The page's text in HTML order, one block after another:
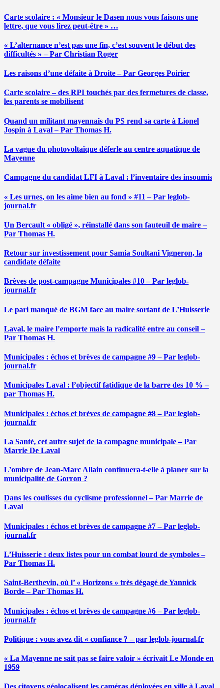
Carte scolaire : « Monsieur le Dasen nous vous faisons une
lettre, que vous lirez peut-être » …
« L’alternance n’est pas une fin, c’est souvent le début des
difficultés » – Par Christian Roger
Les raisons d’une défaite à Droite – Par Georges Poirier
Carte scolaire – des RPI touchés par des fermetures de classe,
les parents se mobilisent
Quand un militant mayennais du PS rend sa carte à Lionel
Jospin à Laval – Par Thomas H.
La vague du photovoltaïque déferle au centre aquatique de
Mayenne
Campagne du candidat LFI à Laval : l’inventaire des insoumis
« Les urnes, on les aime bien au fond » #11 – Par leglob-
journal.fr
Un Bercault « obligé », réinstallé dans son fauteuil de maire –
Par Thomas H.
Retour sur investissement pour Samia Soultani Vigneron, la
candidate défaite
Brèves de post-campagne Municipales #10 – Par leglob-
journal.fr
Le pari manqué de BGM face au maire sortant de L’Huisserie
Laval, le maire l’emporte mais la radicalité entre au conseil –
Par Thomas H.
Municipales : échos et brèves de campagne #9 – Par leglob-
journal.fr
Municipales Laval : l’objectif fatidique de la barre des 10 % –
par Thomas H.
Municipales : échos et brèves de campagne #8 – Par leglob-
journal.fr
La Santé, cet autre sujet de la campagne municipale – Par
Marrie De Laval
L’ombre de Jean-Marc Allain continuera-t-elle à planer sur la
municipalité de Gorron ?
Dans les coulisses du cyclisme professionnel – Par Marrie de
Laval
Municipales : échos et brèves de campagne #7 – Par leglob-
journal.fr
L’Huisserie : deux listes pour un combat lourd de symboles –
Par Thomas H.
Saint-Berthevin, où l’ « Horizons » très dégagé de Yannick
Borde – Par Thomas H.
Municipales : échos et brèves de campagne #6 – Par leglob-
journal.fr
Politique : vous avez dit « confiance ? – par leglob-journal.fr
« La Mayenne ne sait pas se faire valoir » écrivait Le Monde en
1959